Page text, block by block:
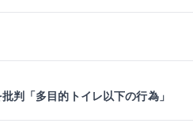
判「多目的トイレ以下の行為」